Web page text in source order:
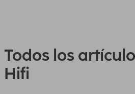
Todos los
Hifi